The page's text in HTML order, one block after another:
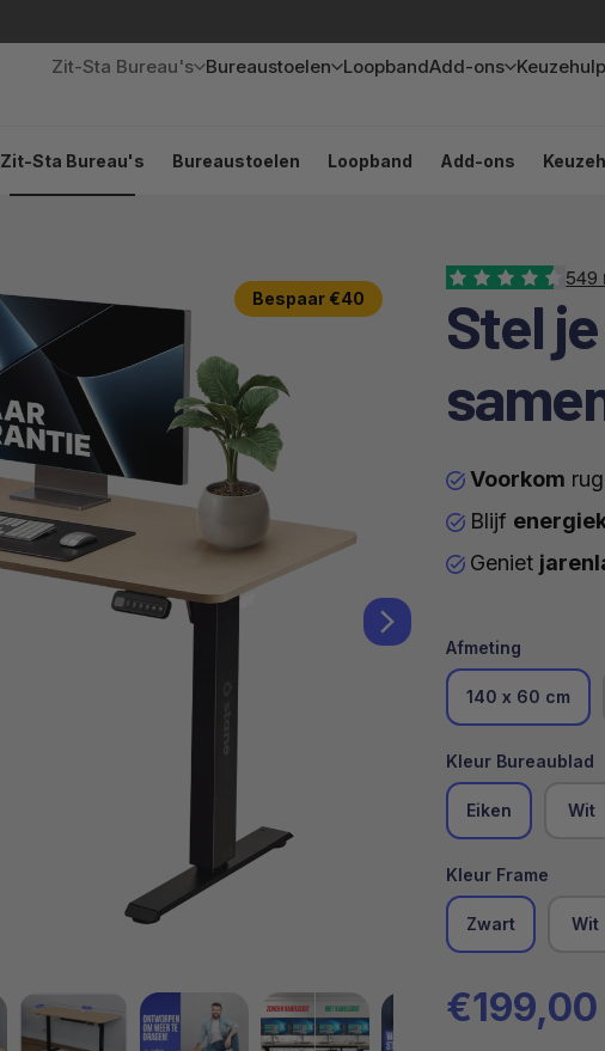
Zit-Sta Bureau's Bureaustoelen LoopbandAdd-ons Keuzehulp
Zit-Sta Bureau's Bureaustoelen Loopband Add-ons
Bespaar €40
549
Stel
Voorkom
Blijf
Geniet
Afmeting
140 x 60 cm
Kleur Bureaublad
Eiken Wit
Kleur Frame
Zwart Wit
€199,00